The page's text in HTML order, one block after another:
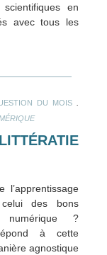
en
avec tous les
DU MOIS.
l’apprentissage
des bons
?
à cette
agnostique